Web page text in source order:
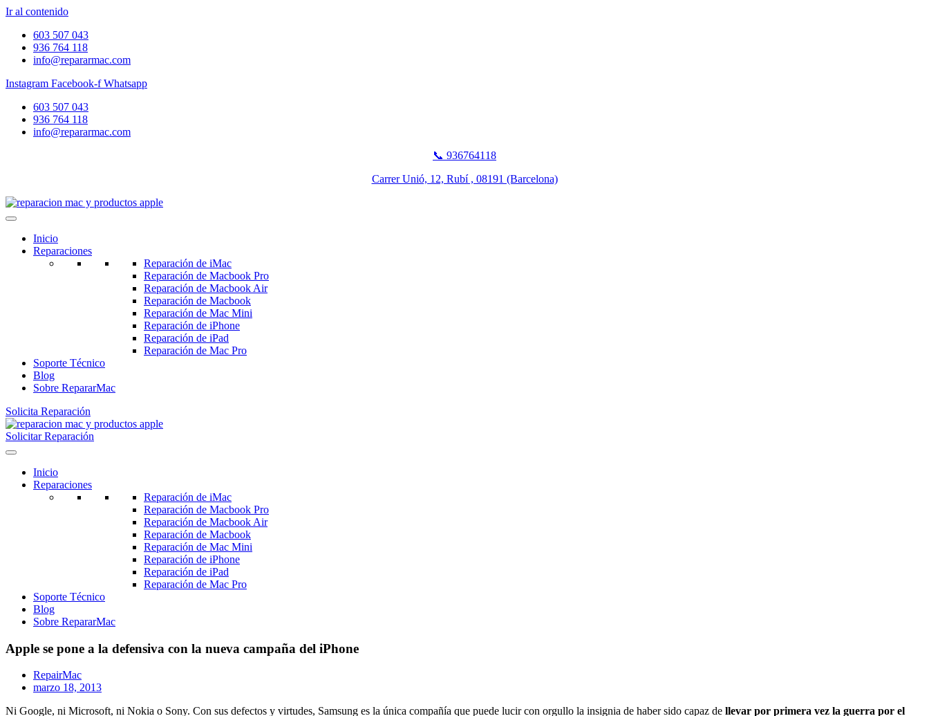
Ir al contenido
603 507 043
936 764 118
info@repararmac.com
Instagram Facebook-f Whatsapp
603 507 043
936 764 118
info@repararmac.com
📞 936764118
Carrer Unió, 12, Rubí , 08191 (Barcelona)
Inicio
Reparaciones
Reparación de iMac
Reparación de Macbook Pro
Reparación de Macbook Air
Reparación de Macbook
Reparación de Mac Mini
Reparación de iPhone
Reparación de iPad
Reparación de Mac Pro
Soporte Técnico
Blog
Sobre RepararMac
Solicita Reparación
Solicitar Reparación
Inicio
Reparaciones
Reparación de iMac
Reparación de Macbook Pro
Reparación de Macbook Air
Reparación de Macbook
Reparación de Mac Mini
Reparación de iPhone
Reparación de iPad
Reparación de Mac Pro
Soporte Técnico
Blog
Sobre RepararMac
Apple se pone a la defensiva con la nueva campaña del iPhone
RepairMac
marzo 18, 2013
Ni Google, ni Microsoft, ni Nokia o Sony. Con sus defectos y virtudes, Samsung es la única compañía que puede lucir con orgullo la insignia de haber sido capaz de llevar por primera vez la guerra por el